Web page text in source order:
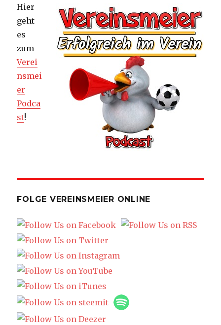
Hier
geht
es
zum
Verei
nsmei
er
Podca
st!
FOLGE VEREINSMEIER ONLINE